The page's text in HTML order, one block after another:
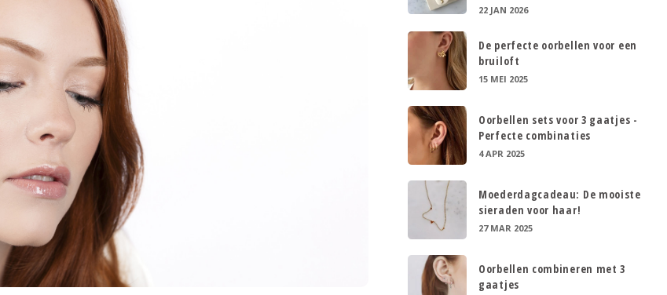
22 JAN 2026
De perfecte oorbellen voor een
bruiloft
15 MEI 2025
Oorbellen sets voor 3 gaatjes -
Perfecte combinaties
4 APR 2025
Moederdagcadeau: De mooiste
sieraden voor haar!
27 MAR 2025
Oorbellen combineren met 3
gaatjes